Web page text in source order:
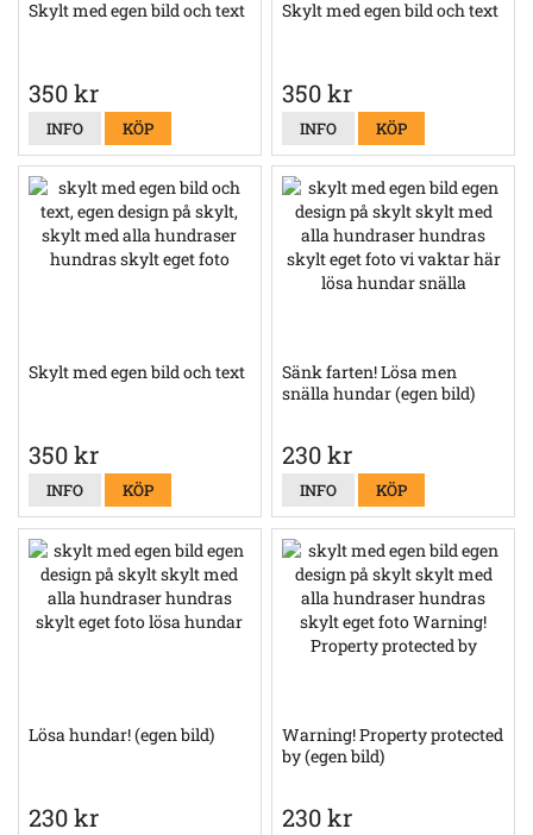
Skylt med egen bild och text
350 kr
INFO KÖP
Skylt med egen bild och text
350 kr
INFO KÖP
Skylt med egen bild och text
350 kr
INFO KÖP
Sänk farten! Lösa men
snälla hundar (egen bild)
230 kr
INFO KÖP
Lösa hundar! (egen bild)
230 kr
Warning! Property protected
by (egen bild)
230 kr